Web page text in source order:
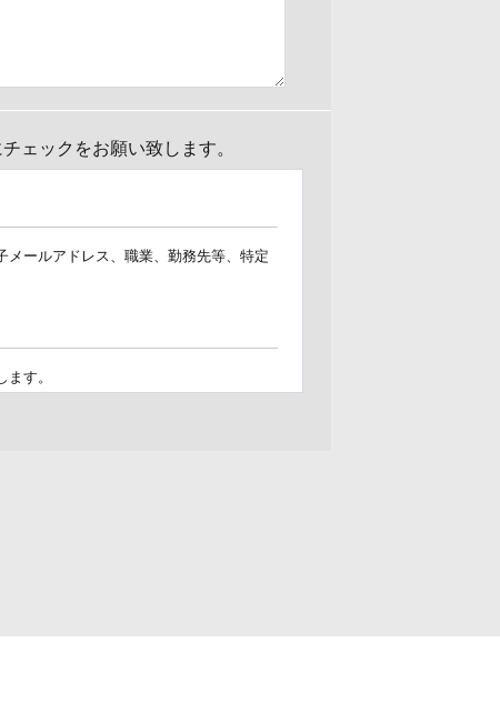
ェックをお願い致します。
ールアドレス、職業、勤務先等、特定
す。
が個人情報を提供された場合は、当社
の意見収集